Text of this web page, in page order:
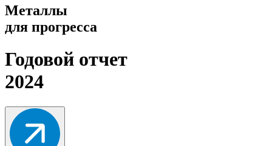
Металлы
для прогресса
Годовой отчет
2024